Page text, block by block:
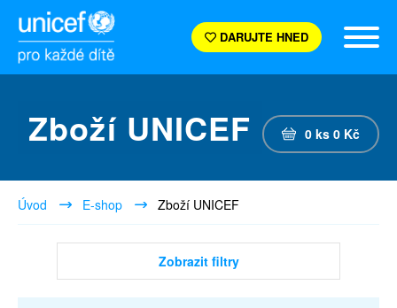
DARUJTE HNED
Zboží UNICEF 0 ks 0 Kč
Úvod E-shop Zboží UNICEF
Zobrazit filtry